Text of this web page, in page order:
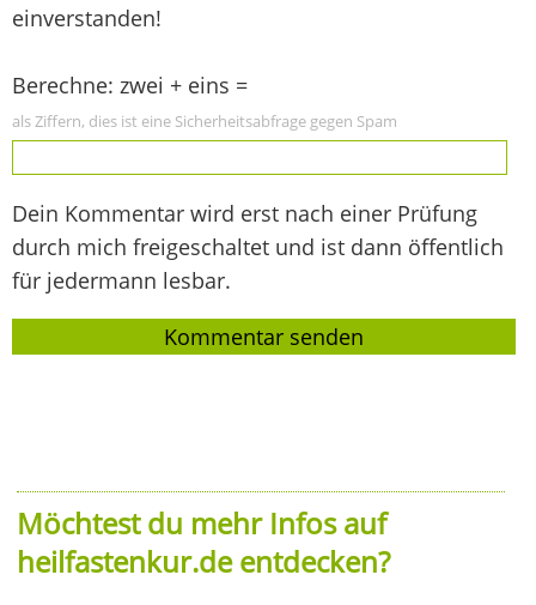
einverstanden!
Berechne: zwei + eins =
als Ziffern, dies ist eine Sicherheitsabfrage gegen Spam
Dein Kommentar wird erst nach einer Prüfung
durch mich freigeschaltet und ist dann öffentlich
für jedermann lesbar.
Möchtest du mehr Infos auf
heilfastenkur.de entdecken?